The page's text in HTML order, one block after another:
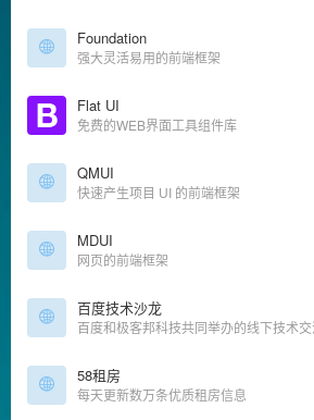
Foundation
强大灵活易用的前端框架
Flat UI
免费的WEB界面工具组件库
QMUI
快速产生项目 UI 的前端框架
MDUI
网页的前端框架
百度技术沙龙
百度和极客邦科技共同举办的线下技术
58租房
每天更新数万条优质租房信息